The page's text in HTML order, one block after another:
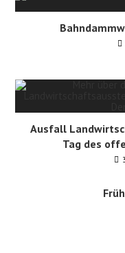
Ausfall
Tag des